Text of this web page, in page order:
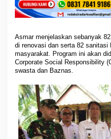
Asmar menjelaskan sebanyak
di renovasi dan serta 82
masyarakat. Program ini akan
Corporate Social Responsibility
swasta dan Baznas.